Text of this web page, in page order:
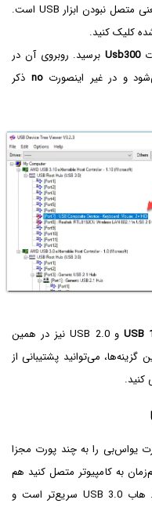
روبروی برخی دیگر نیز خالی است و این به معنی متصل نبودن ابزار USB است.
کلیک کنید.
Usb300برسید. روبروی آن در
و در غیر اینصورتno ذکر
USB
و USB 2.0 نیز در همین
می‌توانید پشتیبانی از
یو‌اس‌بی را به چند پورت مجزا
به کامپیوتر متصل کنید هم
دو گونه‌ی USB 2.0‌ و USB 3.0 وجود دارد. هاب USB 3.0 سریع‌تر است و